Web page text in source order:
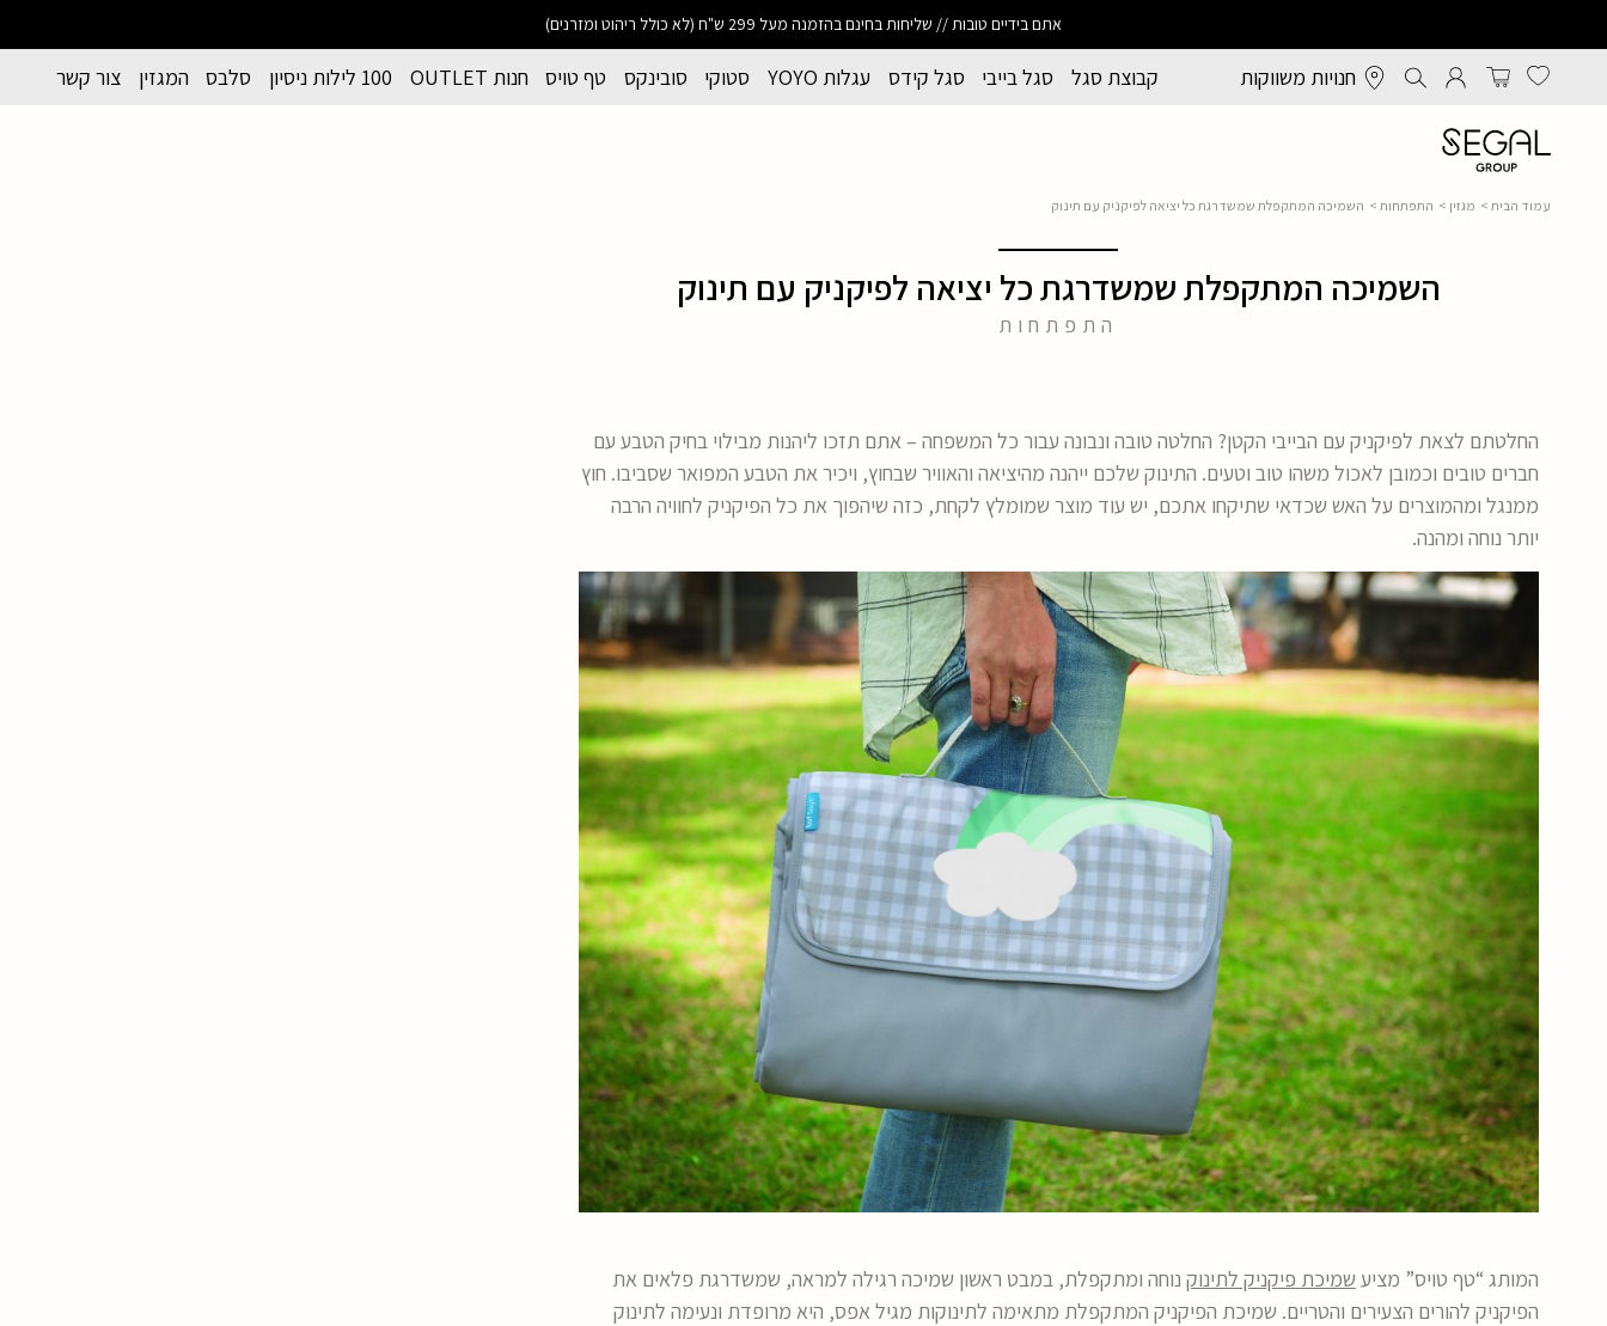
אתם בידיים טובות // שליחות בחינם בהזמנה מעל 299 ש"ח (לא כולל ריהוט ומזרנים)
חנויות משווקות קבוצת סגל סגל בייבי סגל קידס עגלות YOYO סטוקי סובינקס טף טויס חנות OUTLET 100 לילות ניסיון סלבס המגזין צור קשר
עמוד הבית > מגזין > התפתחות > השמיכה המתקפלת שמשדרגת כל יציאה לפיקניק עם תינוק
השמיכה המתקפלת שמשדרגת כל יציאה לפיקניק עם תינוק
התפתחות
החלטתם לצאת לפיקניק עם הבייבי הקטן? החלטה טובה ונבונה עבור כל המשפחה – אתם תזכו ליהנות מבילוי בחיק הטבע עם
חברים טובים וכמובן לאכול משהו טוב וטעים. התינוק שלכם ייהנה מהיציאה והאוויר שבחוץ, ויכיר את הטבע המפואר שסביבו. חוץ
ממנגל ומהמוצרים על האש שכדאי שתיקחו אתכם, יש עוד מוצר שמומלץ לקחת, כזה שיהפוך את כל הפיקניק לחוויה הרבה
יותר נוחה ומהנה.
המותג “טף טויס” מציע שמיכת פיקניק לתינוק נוחה ומתקפלת, במבט ראשון שמיכה רגילה למראה, שמשדרגת פלאים את
הפיקניק להורים הצעירים והטריים. שמיכת הפיקניק המתקפלת מתאימה לתינוקות מגיל אפס, היא מרופדת ונעימה לתינוק